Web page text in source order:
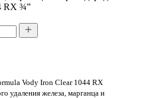
RX ¾”
Vody Iron Clear 1044 RX
удаления железа, марганца и